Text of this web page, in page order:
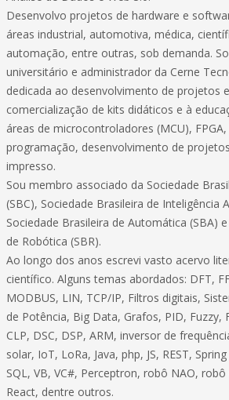
Desenvolvo projetos de hardware e
áreas industrial, automotiva, médica,
automação, entre outras, sob demanda.
universitário e administrador da Cerne
dedicada ao desenvolvimento de projetos
comercialização de kits didáticos e à
áreas de microcontroladores (MCU),
programação, desenvolvimento de
impresso.
Sou membro associado da Sociedade
(SBC), Sociedade Brasileira de Inteligência
Sociedade Brasileira de Automática (SBA)
de Robótica (SBR).
Ao longo dos anos escrevi vasto acervo
científico. Alguns temas abordados: DFT,
MODBUS, LIN, TCP/IP, Filtros digitais,
de Potência, Big Data, Grafos, PID, Fuzzy,
CLP, DSC, DSP, ARM, inversor de
solar, IoT, LoRa, Java, php, JS, REST,
SQL, VB, VC#, Perceptron, robô NAO,
React, dentre outros.